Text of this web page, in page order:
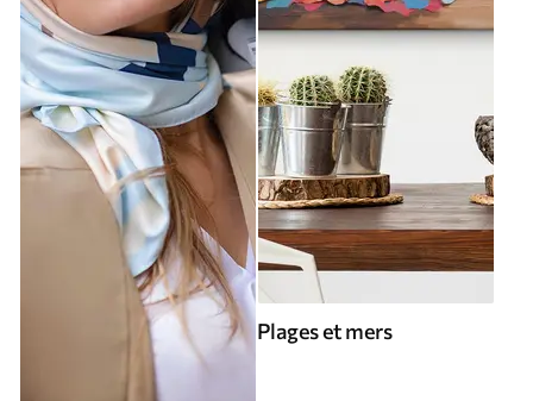
Plages et mers